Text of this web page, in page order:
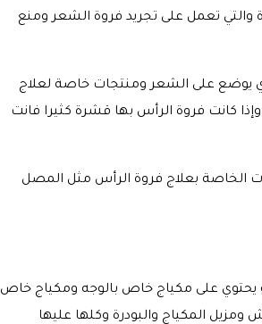
تعمل على تجريد فروة الشعر ومنع
يوضع على الشعر ومنتجات خاصة لعلاج
كانت فروة الرأس بها قشرة كثيرا فانت
الخاصة بعلاج فروة الرأس مثل المصل
يحتوي على مكياج خاص بالوجه ومكياج خاص
ومزيل المكياج والبودرة وكلها عليها